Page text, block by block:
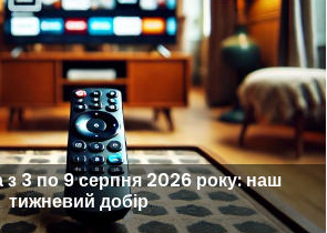
з 3 по 9 серпня 2026 року: наш
тижневий добір